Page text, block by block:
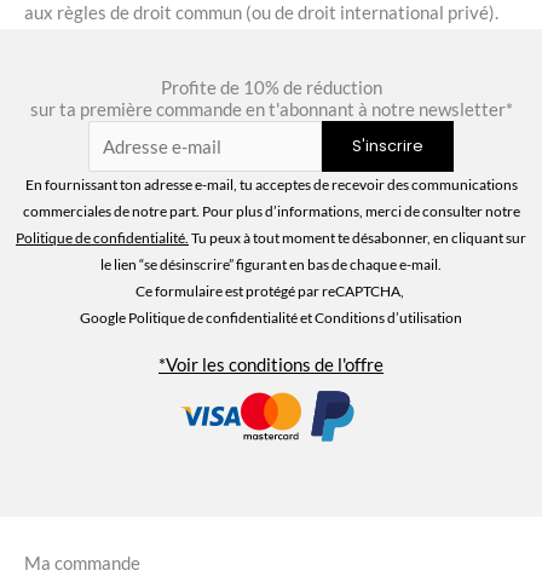
aux règles de droit commun (ou de droit international privé).
Profite de 10% de réduction
sur ta première commande en t'abonnant à notre newsletter*
En fournissant ton adresse e-mail, tu acceptes de recevoir des communications
commerciales de notre part. Pour plus d’informations, merci de consulter notre
Politique de confidentialité. Tu peux à tout moment te désabonner, en cliquant sur
le lien “se désinscrire” figurant en bas de chaque e-mail.
Ce formulaire est protégé par reCAPTCHA,
Google Politique de confidentialitéet Conditions d’utilisation
*Voir les conditions de l'offre
Ma commande